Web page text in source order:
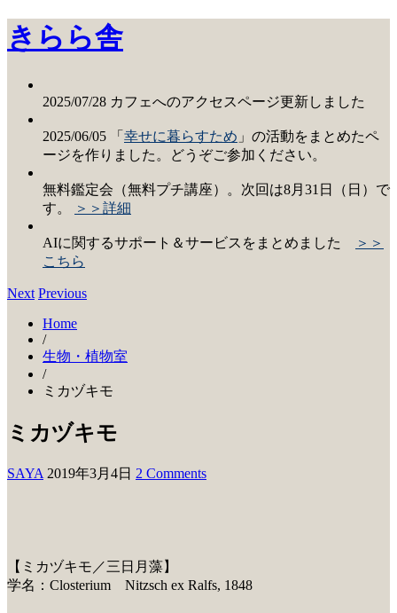
きらら舎
2025/07/28 カフェへのアクセスページ更新しました
2025/06/05 「 幸せに暮らすため 」の活動をまとめたペ
ージを作りました。どうぞご参加ください。
無料鑑定会（無料プチ講座）。次回は8月31日（日）で
す。
＞＞詳細
AIに関するサポート＆サービスをまとめました
＞＞
こちら
Next Previous
Home
/
生物・植物室
/
ミカヅキモ
ミカヅキモ
SAYA 2019年3月4日 2 Comments
【ミカヅキモ／三日月藻】
学名：Closterium Nitzsch ex Ralfs, 1848